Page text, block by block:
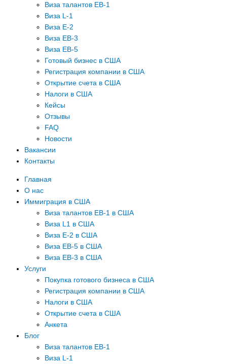
Виза талантов EB-1
Виза L-1
Виза E-2
Виза EB-3
Виза EB-5
Готовый бизнес в США
Регистрация компании в США
Открытие счета в США
Налоги в США
Кейсы
Отзывы
FAQ
Новости
Вакансии
Контакты
Главная
О нас
Иммиграция в США
Виза талантов EB-1 в США
Виза L1 в США
Виза E-2 в США
Виза EB-5 в США
Виза EB-3 в США
Услуги
Покупка готового бизнеса в США
Регистрация компании в США
Налоги в США
Открытие счета в США
Анкета
Блог
Виза талантов EB-1
Виза L-1